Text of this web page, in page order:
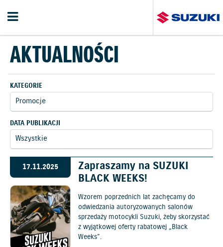
AKTUALNOŚCI
KATEGORIE
DATA PUBLIKACJI
17.11.2025
Zapraszamy na SUZUKI
BLACK WEEKS!
Wzorem poprzednich lat zachęcamy do
odwiedzania autoryzowanych salonów
sprzedaży motocykli Suzuki, żeby skorzystać
z wyjątkowej oferty rabatowej „Black
Weeks”.